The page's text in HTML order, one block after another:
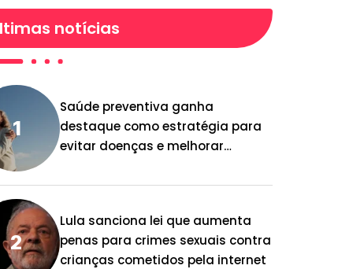
notícias
Saúde preventiva ganha
destaque como estratégia para
evitar doenças e melhorar
Lula sanciona lei que aumenta
penas para crimes sexuais contra
crianças cometidos pela internet